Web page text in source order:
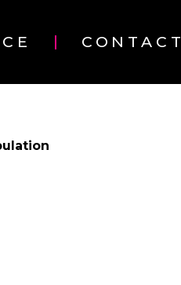
CONTACT